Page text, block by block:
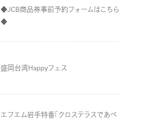
◆JCB商品券事前予約フォームはこちら
◆
盛岡台湾Happyフェス
エフエム岩手特番「クロステラスであべ